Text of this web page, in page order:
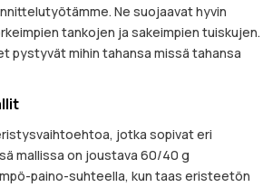
Ne suojaavat hyvin
tankojen ja sakeimpien tuiskujen.
pystyvät mihin tahansa missä tahansa
jotka sopivat eri
mallissa on joustava 60/40 g
paino-suhteella, kun taas eristeetön